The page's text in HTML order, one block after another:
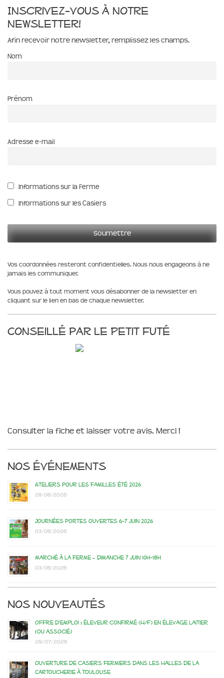
Inscrivez-vous à notre
newsletter!
Afin recevoir notre newsletter, remplissez les champs.
Nom
Prénom
Adresse e-mail
Informations sur la Ferme
Informations sur les Casiers
Vos coordonnées resteront confidentielles. Nous nous engageons à ne
jamais les communiquer.
Vous pouvez à tout moment vous désabonner de la newsletter en
cliquant sur le lien en bas de chaque newsletter.
Conseillé par le Petit Futé
Consulter la fiche et laisser votre avis. Merci !
Nos événements
Ateliers pour les familles été 2026
28/06/2026
Journées portes ouvertes 6-7 juin 2026
03/06/2026
Marché à la ferme – dimanche 7 juin 10h-18h
03/06/2026
Nos nouveautés
Offre d’emploi : éleveur confirmé (H/F) en élevage laitier
(ou associé)
29/07/2026
Ouverture de casiers fermiers dans les Halles de la
Cartoucherie à Toulouse